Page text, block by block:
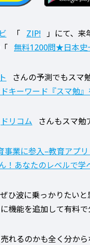
「 ZIP! 」にて、来
無料1200問★日本史
さんの予測でもスマ
キーワード『スマ勉
ドリコム さんもスマ勉
事業に参入–教育アプ
！あなたのレベルで学
ひ波に乗っかりたいと
機能を追加して有料で
れるのかも全く分から